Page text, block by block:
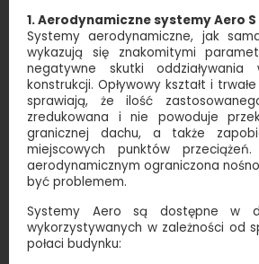
1. Aerodynamiczne systemy Aero S
Systemy aerodynamiczne, jak
wykazują się znakomitymi
negatywne skutki
konstrukcji. Opływowy kształt i
sprawiają, że ilość
zredukowana i nie powoduje
granicznej dachu, a także
miejscowych punktów
aerodynamicznym ograniczona
być problemem.
Systemy Aero są dostępne w
wykorzystywanych w zależności od
połaci budynku: